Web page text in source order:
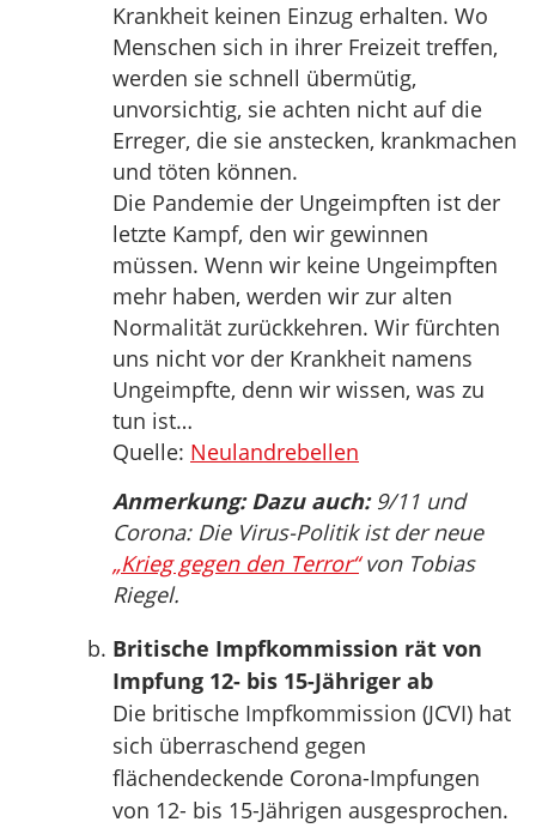
Krankheit keinen Einzug erhalten. Wo
Menschen sich in ihrer Freizeit treffen,
werden sie schnell übermütig,
unvorsichtig, sie achten nicht auf die
Erreger, die sie anstecken, krankmachen
und töten können.
Die Pandemie der Ungeimpften ist der
letzte Kampf, den wir gewinnen
müssen. Wenn wir keine Ungeimpften
mehr haben, werden wir zur alten
Normalität zurückkehren. Wir fürchten
uns nicht vor der Krankheit namens
Ungeimpfte, denn wir wissen, was zu
tun ist…
Quelle: Neulandrebellen
Anmerkung: Dazu auch:9/11 und
Corona: Die Virus-Politik ist der neue
„Krieg gegen den Terror“von Tobias
Riegel.
Britische Impfkommission rät von
Impfung 12- bis 15-Jähriger ab
Die britische Impfkommission (JCVI) hat
sich überraschend gegen
flächendeckende Corona-Impfungen
von 12- bis 15-Jährigen ausgesprochen.